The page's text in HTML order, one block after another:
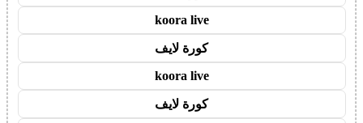
koora live
كورة لايف
koora live
كورة لايف